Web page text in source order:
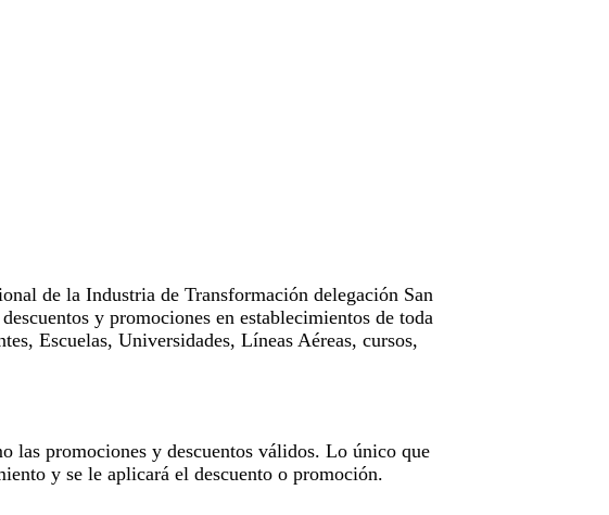
de la Industria de Transformación delegación San
y promociones en establecimientos de toda
Escuelas, Universidades, Líneas Aéreas, cursos,
las promociones y descuentos válidos. Lo único que
y se le aplicará el descuento o promoción.